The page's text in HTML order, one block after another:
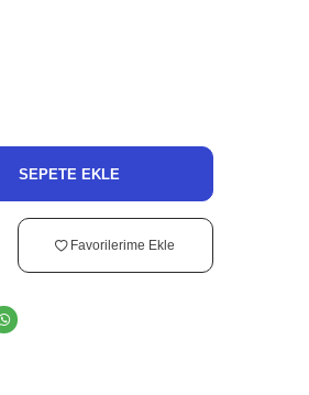
SEPETE EKLE
Favorilerime Ekle